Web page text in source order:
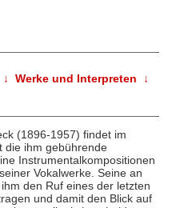
↓ Werke und Interpreten ↓
(1896-1957) findet im
die ihm gebührende
Instrumentalkompositionen
Vokalwerke. Seine an
den Ruf eines der letzten
und damit den Blick auf